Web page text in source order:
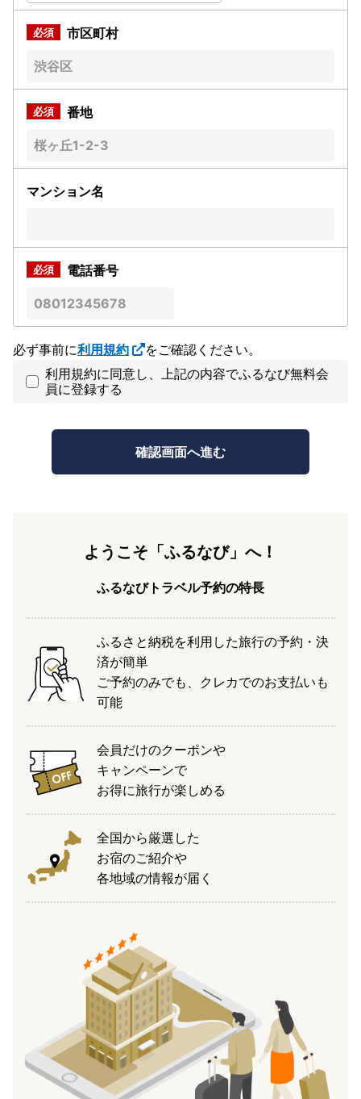
市区町村
番地
マンション名
電話番号
必ず事前に利用規約
をご確認ください。
利用規約に同意し、上記の内容でふるなび無料会
員に登録する
ようこそ「ふるなび」へ！
ふるなびトラベル予約の特長
ふるさと納税を利用した旅行の予約・決
済が簡単
ご予約のみでも、クレカでのお支払いも
可能
会員だけのクーポンや
キャンペーンで
お得に旅行が楽しめる
全国から厳選した
お宿のご紹介や
各地域の情報が届く